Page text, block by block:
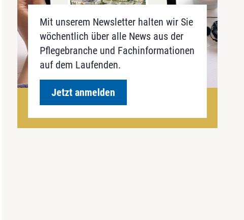
Mit unserem Newsletter halten wir Sie
wöchentlich über alle News aus der
Pflegebranche und Fachinformationen
auf dem Laufenden.
Jetzt anmelden